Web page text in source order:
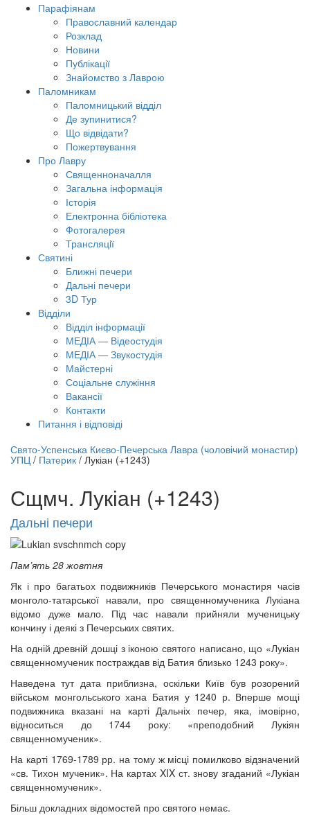
Парафіянам
Православний календар
Розклад
Новини
Публікації
Знайомство з Лаврою
Паломникам
Паломницький відділ
Де зупинитися?
Що відвідати?
Пожертвування
Про Лавру
Священноначалля
Загальна інформація
Історія
Електронна бібліотека
Фотогалерея
Трансляцiї
Святині
Ближні печери
Дальні печери
3D Тур
Відділи
Відділ інформації
МЕДІА — Відеостудія
МЕДІА — Звукостудія
Майстерні
Соціальне служіння
Вакансії
Контакти
Питання і відповіді
трансляція |
12 вересня
онлайн трансляції
12 сентября 2015Название трансляции
Свято-Успенська Києво-Печерська Лавра (чоловічий монастир)
УПЦ / Патерик / Лукіан (+1243)
Сщмч. Лукіан (+1243)
Дальні печери
Пам’ять 28 жовтня
Як і про багатьох подвижників Печерського монастиря часів
монголо-татарської навали, про священномученика Лукіана
відомо дуже мало. Під час навали прийняли мученицьку
кончину і деякі з Печерських святих.
На одній древній дошці з іконою святого написано, що «Лукіан
священномученик постраждав від Батия близько 1243 року».
Наведена тут дата приблизна, оскільки Київ був розорений
військом монгольського хана Батия у 1240 р. Вперше мощі
подвижника вказані на карті Дальніх печер, яка, імовірно,
відноситься до 1744 року: «преподобний Лукіян
священномученик».
На карті 1769-1789 рр. на тому ж місці помилково відзначений
«св. Тихон мученик». На картах XIX ст. знову згаданий «Лукіан
священномученик».
Більш докладних відомостей про святого немає.